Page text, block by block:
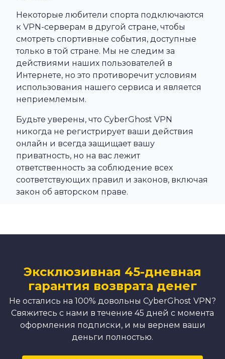
Некоторые любители спорта подключаются
к VPN-серверам в другой стране, чтобы
смотреть спортивные события, доступные
только в той стране. Мы не следим за
действиями наших пользователей в
Интернете, но это противоречит условиям
использования нашего сервиса и является
неприемлемым.
Будьте уверены, что CyberGhost VPN
никогда не регистрирует ваши действия
онлайн и всегда защищает вашу
приватность, но на вас лежит
ответственность за соблюдение всех
соответствующих правил и законов, включая
закон об авторском праве.
Эксклюзивная 45-дневная
гарантия возврата денег
Не остались на 100% довольны CyberGhost VPN?
Свяжитесь с нами в течение 45 дней с момента
оформления подписки, и мы вернем ваши
деньги полностью.